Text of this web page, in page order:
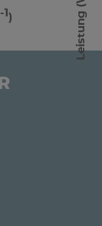
Leistung (W)
-1 )